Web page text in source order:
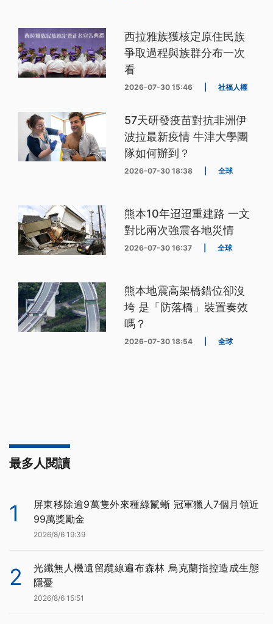
西拉雅族獲核定原住民族
爭取過程與族群分布一次
看
2026-07-30 15:46 社福人權
57天研發疫苗對抗非洲伊
波拉最新疫情 牛津大學團
隊如何辦到？
2026-07-30 18:38 全球
熊本10年迢迢重建路 一文
對比兩次強震各地災情
2026-07-30 16:37 全球
熊本地震高架橋錯位卻沒
垮 是「防落橋」裝置奏效
嗎？
2026-07-30 18:54 全球
最多人閱讀
1
屏東移除逾9萬隻外來種綠鬣蜥 冠軍獵人7個月領近
99萬獎勵金
2026/8/6 19:39
2
光纖無人機遺留纜線遍布森林 烏克蘭指控造成生態
隱憂
2026/8/6 15:51